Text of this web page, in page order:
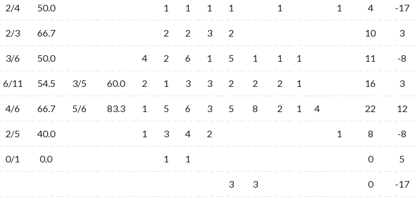
2/4 50.0 1 1 1 1 1 1 4 -17
2/3 66.7 2 2 3 2 10 3
3/6 50.0 4 2 6 1 5 1 1 1 11 -8
6/11 54.5 3/5 60.0 2 1 3 3 2 2 2 1 16 3
4/6 66.7 5/6 83.3 1 5 6 3 5 8 2 1 4 22 12
2/5 40.0 1 3 4 2 1 8 -8
0/1 0.0 1 1 0 5
3 3 0 -17